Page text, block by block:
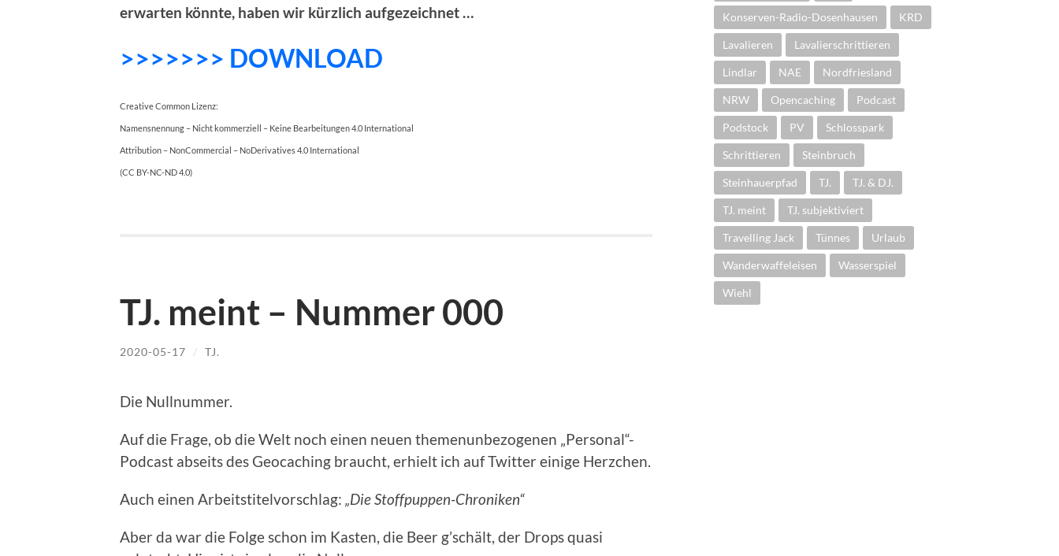
erwarten könnte, haben wir kürzlich aufgezeichnet …
>>>>>>> DOWNLOAD
Creative Common Lizenz:
Namensnennung – Nicht kommerziell – Keine Bearbeitungen 4.0 International
Attribution – NonCommercial – NoDerivatives 4.0 International
(CC BY-NC-ND 4.0)
TJ. meint – Nummer 000
2020-05-17 / TJ.
Die Nullnummer.
Auf die Frage, ob die Welt noch einen neuen themenunbezogenen „Personal“-
Podcast abseits des Geocaching braucht, erhielt ich auf Twitter einige Herzchen.
Auch einen Arbeitstitelvorschlag: „Die Stoffpuppen-Chroniken“
Aber da war die Folge schon im Kasten, die Beer g’schält, der Drops quasi
Konserven-Radio-Dosenhausen KRD
Lavalieren Lavalierschrittieren
Lindlar NAE Nordfriesland
NRW Opencaching Podcast
Podstock PV Schlosspark
Schrittieren Steinbruch
Steinhauerpfad TJ. TJ. & DJ.
TJ. meint TJ. subjektiviert
Travelling Jack Tünnes Urlaub
Wanderwaffeleisen Wasserspiel
Wiehl